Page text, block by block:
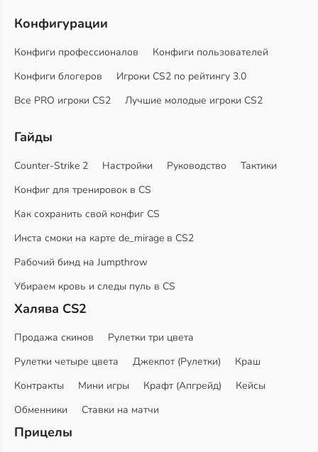
Конфигурации
Конфиги профессионалов
Конфиги пользователей
Конфиги блогеров
Игроки CS2 по рейтингу 3.0
Все PRO игроки CS2
Лучшие молодые игроки CS2
Гайды
Counter-Strike 2 Настройки Руководство
Тактики
Конфиг для тренировок в CS
Как сохранить свой конфиг CS
Инста смоки на карте de_mirage в CS2
Рабочий бинд на Jumpthrow
Убираем кровь и следы пуль в CS
Халява CS2
Продажа скинов
Рулетки три цвета
Рулетки четыре цвета
Джекпот (Рулетки)
Краш
Контракты
Мини игры Крафт (Апгрейд)
Кейсы
Обменники
Ставки на матчи
Прицелы